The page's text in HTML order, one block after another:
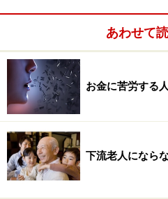
高価な幸せ？安価な幸
たとえば、誰よりも高い外車
良い邸宅に住み、誰よりも美
最高の気分だとすれば、それ
り、人との競争で得られる気
ません。
あわせて
お金に苦労する
下流老人になら